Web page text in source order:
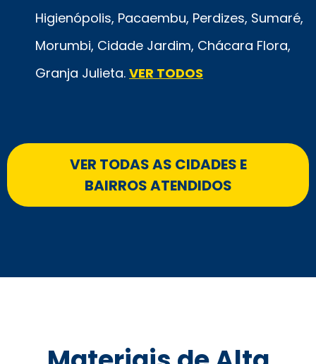
Higienópolis, Pacaembu, Perdizes, Sumaré,
Morumbi, Cidade Jardim, Chácara Flora,
Granja Julieta. VER TODOS
VER TODAS AS CIDADES E
BAIRROS ATENDIDOS